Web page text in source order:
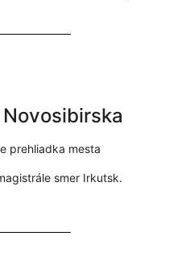
prehliadka mesta
smer Irkutsk.